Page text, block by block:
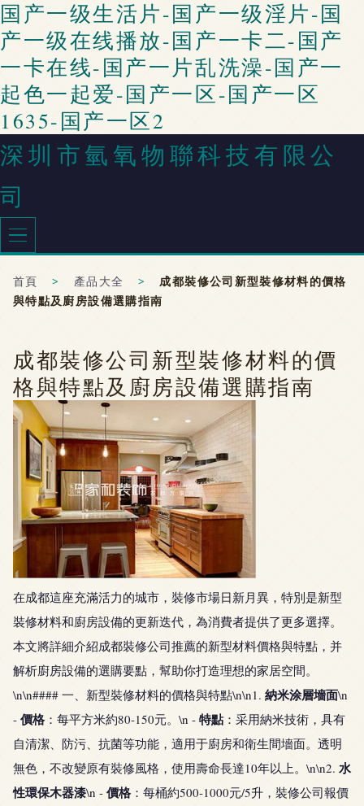
国产一级生活片-国产一级淫片-国
产一级在线播放-国产一卡二-国产
一卡在线-国产一片乱洗澡-国产一
起色一起爱-国产一区-国产一区
1635-国产一区2
深圳市氫氧物聯科技有限公
司
首頁 > 產品大全 >
成都裝修公司新型裝修材料的價格
與特點及廚房設備選購指南
成都裝修公司新型裝修材料的價
格與特點及廚房設備選購指南
在成都這座充滿活力的城市，裝修市場日新月異，特別是新型
裝修材料和廚房設備的更新迭代，為消費者提供了更多選擇。
本文將詳細介紹成都裝修公司推薦的新型材料價格與特點，并
解析廚房設備的選購要點，幫助你打造理想的家居空間。
\n\n#### 一、新型裝修材料的價格與特點\n\n1. 納米涂層墻面\n
- 價格：每平方米約80-150元。\n - 特點 ：采用納米技術，具有
自清潔、防污、抗菌等功能，適用于廚房和衛生間墻面。透明
無色，不改變原有裝修風格，使用壽命長達10年以上。\n\n2. 水
性環保木器漆\n - 價格：每桶約500-1000元/5升，裝修公司報價